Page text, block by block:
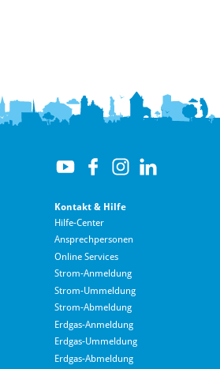
Kontakt & Hilfe
Hilfe-Center
Ansprechpersonen
Online Services
Strom-Anmeldung
Strom-Ummeldung
Strom-Abmeldung
Erdgas-Anmeldung
Erdgas-Ummeldung
Erdgas-Abmeldung